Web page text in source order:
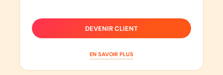
DEVENIR CLIENT
EN SAVOIR PLUS